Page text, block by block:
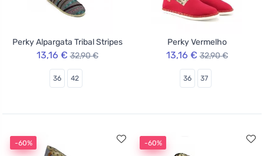
Perky Alpargata Tribal Stripes
13,16 € 32,90 €
36 42
Perky Vermelho
13,16 € 32,90 €
36 37
-60% -60%